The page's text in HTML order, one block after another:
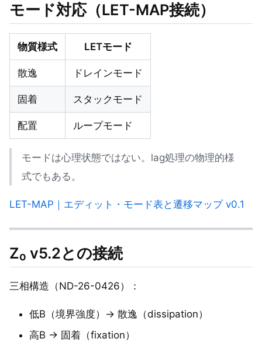
モード対応（LET-MAP接続）
物質様式 LETモード
散逸 ドレインモード
固着 スタックモード
配置 ループモード
モードは心理状態ではない。lag処理の物理的様
式でもある。
LET-MAP｜エディット・モード表と遷移マップ v0.1
Z₀ v5.2との接続
三相構造（ND-26-0426）：
低B（境界強度）→ 散逸（dissipation）
高B → 固着（fixation）